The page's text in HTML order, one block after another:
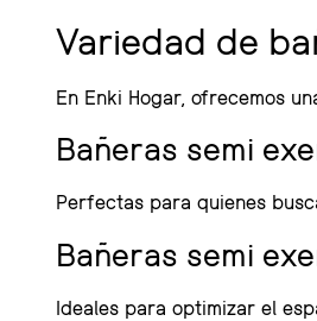
Variedad de
En Enki Hogar, ofrecemos
Bañeras semi
Perfectas para quienes
Bañeras semi
Ideales para optimizar el